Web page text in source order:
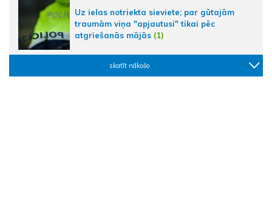
Uz ielas notriekta sieviete; par gūtajām
traumām viņa "apjautusi" tikai pēc
atgriešanās mājās (1)
skatīt nākošo